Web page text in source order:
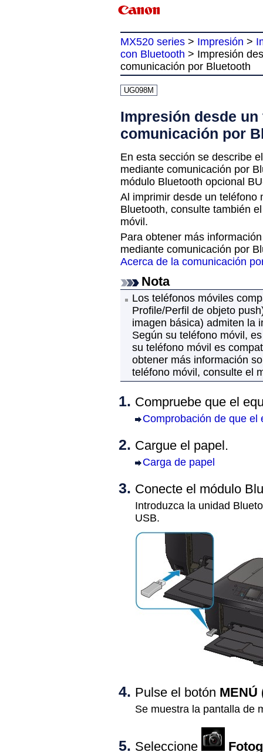
MX520 series > Impresión >
con Bluetooth > Impresión
comunicación por Bluetooth
UG098M
Impresión desde
comunicación por
En esta sección se describe
mediante comunicación por
módulo Bluetooth opcional
Al imprimir desde un teléfono
Bluetooth, consulte también
móvil.
Para obtener más
mediante comunicación por
Acerca de la comunicación
Nota
Los teléfonos móviles
Profile/Perfil de objeto
imagen básica) admiten la
Según su teléfono móvil,
su teléfono móvil es
obtener más información
teléfono móvil, consulte el
Compruebe que el
Comprobación de que el
Cargue el papel.
Carga de papel
Conecte el módulo
Introduzca la unidad
USB.
Pulse el botón MENÚ
Se muestra la pantalla de
Seleccione